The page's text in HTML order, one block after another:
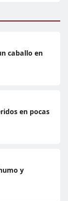
caballo en
en pocas
y